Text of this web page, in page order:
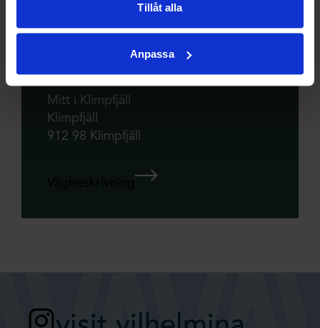
Tillåt alla
Anpassa
Hemsida
Mitt i Klimpfjäll
Klimpfjäll
912 98 Klimpfjäll